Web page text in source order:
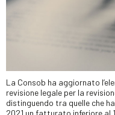
La Consob ha aggiornato
revisione legale per la
distinguendo tra quelle che
2021 un fatturato inferiore al